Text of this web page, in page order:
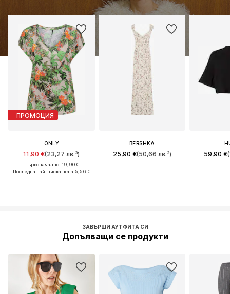
ПРОМОЦИЯ
ONLY
11,90 €(23,27 лв.³)
Първоначално: 19,90 €
Последна най-ниска цена:5,56 €
BERSHKA
25,90 €(50,66 лв.³) 59,90 €
ЗАВЪРШИ АУТФИТА СИ
Допълващи се продукти